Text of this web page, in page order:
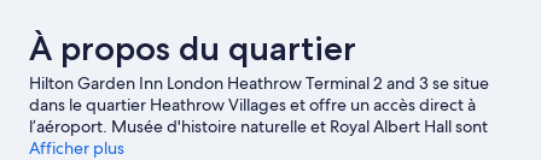
À propos du quartier
Hilton Garden Inn London Heathrow Terminal 2 and 3 se situe
dans le quartier Heathrow Villages et offre un accès direct à
l’aéroport. Musée d'histoire naturelle et Royal Albert Hall sont
des attraits culturels à ne pas manquer. Et parmi les attractions
Afficher plus